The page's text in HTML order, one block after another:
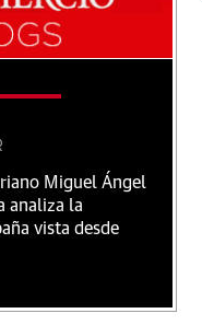
Miguel Ángel
analiza la
vista desde